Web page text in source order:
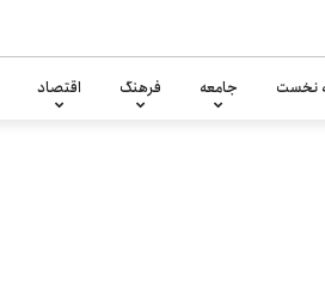
نخست جامعه فرهنگ اقتصاد